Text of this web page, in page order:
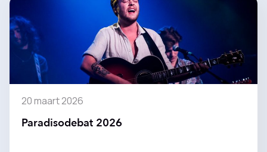
20 maart 2026
Paradisodebat 2026